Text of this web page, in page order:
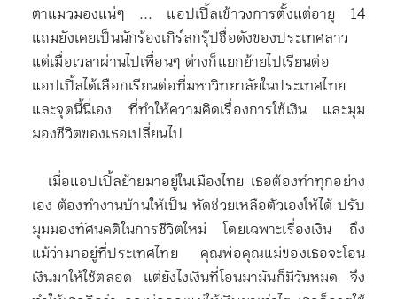
ตาแมวมองแน่ๆ ... แอปเปิ้ลเข้าวงการตั้งแต่อายุ 14
แถมยังเคยเป็นนักร้องเกิร์ลกรุ๊ปชื่อดังของประเทศลาว
แต่เมื่อเวลาผ่านไปเพื่อนๆ ต่างก็แยกย้ายไปเรียนต่อ
แอปเปิ้ลได้เลือกเรียนต่อที่มหาวิทยาลัยในประเทศไทย
และจุดนี้นี่เอง ที่ทำให้ความคิดเรื่องการใช้เงิน และมุม
มองชีวิตของเธอเปลี่ยนไป
เมื่อแอปเปิ้ลย้ายมาอยู่ในเมืองไทย เธอต้องทำทุกอย่าง
เอง ต้องทำงานบ้านให้เป็น หัดช่วยเหลือตัวเองให้ได้ ปรับ
มุมมองทัศนคติในการชีวิตใหม่ โดยเฉพาะเรื่องเงิน ถึง
แม้ว่ามาอยู่ที่ประเทศไทย คุณพ่อคุณแม่ของเธอจะโอน
เงินมาให้ใช้ตลอด แต่ยังไงเงินที่โอนมามันก็มีวันหมด จึง